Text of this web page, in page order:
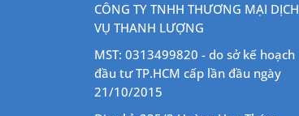
CÔNG TY TNHH THƯƠNG MẠI DỊCH
VỤ THANH LƯỢNG
MST: 0313499820 - do sở kế hoạch
đầu tư TP.HCM cấp lần đầu ngày
21/10/2015